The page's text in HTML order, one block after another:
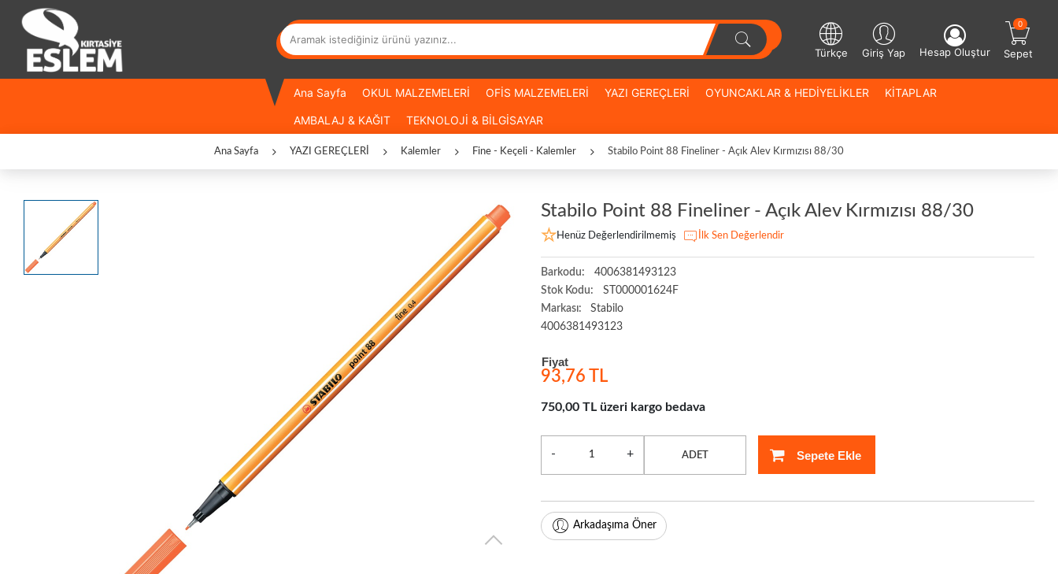
Sepet
0
Türkçe Giriş Yap Hesap Oluştur
Ana Sayfa OKUL MALZEMELERİ OFİS MALZEMELERİ YAZI GEREÇLERİ OYUNCAKLAR & HEDİYELİKLER KİTAPLAR
AMBALAJ & KAĞIT TEKNOLOJİ & BİLGİSAYAR
Ana Sayfa YAZI GEREÇLERİ Kalemler Fine - Keçeli - Kalemler Stabilo Point 88 Fineliner - Açık Alev Kırmızısı 88/30
Stabilo Point 88 Fineliner - Açık Alev Kırmızısı 88/30
Henüz Değerlendirilmemiş İlk Sen Değerlendir
Barkodu:
4006381493123
Stok Kodu:
ST000001624F
Markası:
Stabilo
4006381493123
Fiyat
93,76 TL
750,00 TL üzeri kargo bedava
- + ADET Sepete Ekle
Arkadaşıma Öner